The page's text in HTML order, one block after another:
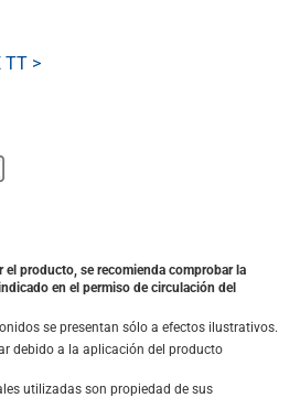
TT >
el producto, se recomienda comprobar la
en el permiso de circulación del
se presentan sólo a efectos ilustrativos.
debido a la aplicación del producto
utilizadas son propiedad de sus